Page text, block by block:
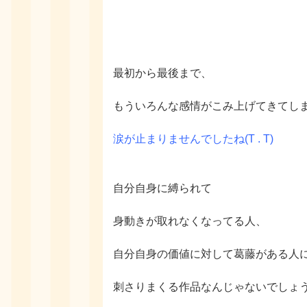
最初から最後まで、
もういろんな感情がこみ上げてきてし
涙が止まりませんでしたね(T . T)
自分自身に縛られて
身動きが取れなくなってる人、
自分自身の価値に対して葛藤がある人
刺さりまくる作品なんじゃないでしょ